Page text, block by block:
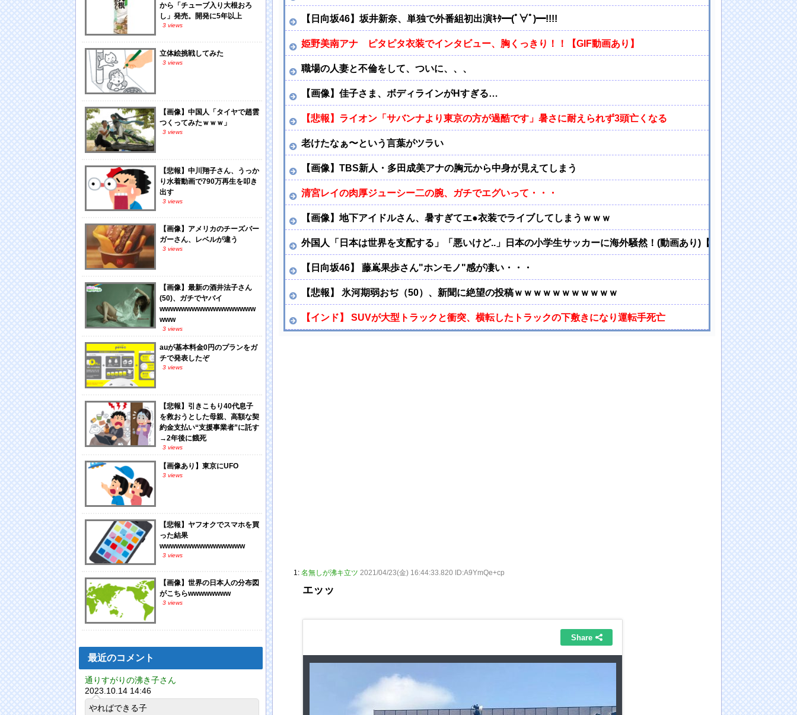
【日向坂46】坂井新奈、単独で外番組初出演ｷﾀ━(ﾟ∀ﾟ)━!!!!
姫野美南アナ ピタピタ衣装でインタビュー、胸くっきり！！【GIF動画あり】
職場の人妻と不倫をして、ついに、、、
【画像】佳子さま、ボディラインがHすぎる…
【悲報】ライオン「サバンナより東京の方が過酷です」暑さに耐えられず3頭亡くなる
老けたなぁ〜という言葉がツラい
【画像】TBS新人・多田成美アナの胸元から中身が見えてしまう
清宮レイの肉厚ジューシー二の腕、ガチでエグいって・・・
【画像】地下アイドルさん、暑すぎてエ●衣装でライブしてしまうｗｗｗ
外国人「日本は世界を支配する」「悪いけど..」日本の小学生サッカーに海外騒然！(動画あり)【海外の反応】
【日向坂46】 藤嶌果歩さん"ホンモノ"感が凄い・・・
【悲報】 氷河期弱おぢ（50）、新聞に絶望の投稿ｗｗｗｗｗｗｗｗｗｗｗ
【インド】 SUVが大型トラックと衝突、横転したトラックの下敷きになり運転手死亡
1: 名無しが沸キ立ツ 2021/04/23(金) 16:44:33.820 ID:A9YmQe+cp
エッッ
から「チューブ入り大根おろ
し」発売。開発に5年以上
3 views
立体絵挑戦してみた
3 views
【画像】中国人「タイヤで趙雲
つくってみたｗｗｗ」
3 views
【悲報】中川翔子さん、うっか
り水着動画で790万再生を叩き
出す
3 views
【画像】アメリカのチーズバー
ガーさん、レベルが違う
3 views
【画像】最新の酒井法子さん
(50)、ガチでヤバイ
wwwwwwwwwwwwwwwwww
www
3 views
auが基本料金0円のプランをガ
チで発表したぞ
3 views
【悲報】引きこもり40代息子
を救おうとした母親、高額な契
約金支払い“支援事業者”に託す
→2年後に餓死
3 views
【画像あり】東京にUFO
3 views
【悲報】ヤフオクでスマホを買
った結果
wwwwwwwwwwwwwwww
3 views
【画像】世界の日本人の分布図
がこちらwwwwwwww
3 views
最近のコメント
通りすがりの沸き子さん
2023.10.14 14:46
やればできる子